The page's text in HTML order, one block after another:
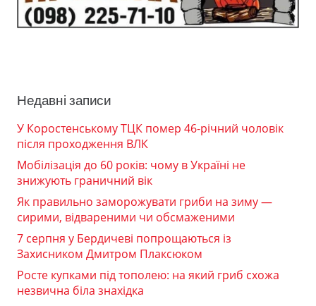
Недавні записи
У Коростенському ТЦК помер 46-річний чоловік
після проходження ВЛК
Мобілізація до 60 років: чому в Україні не
знижують граничний вік
Як правильно заморожувати гриби на зиму —
сирими, відвареними чи обсмаженими
7 серпня у Бердичеві попрощаються із
Захисником Дмитром Плаксюком
Росте купками під тополею: на який гриб схожа
незвична біла знахідка